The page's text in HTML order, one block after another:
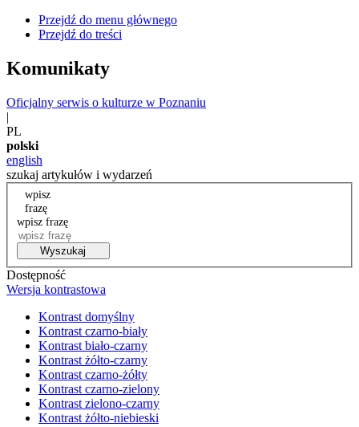
Przejdź do menu głównego
Przejdź do treści
Komunikaty
Oficjalny serwis o kulturze w Poznaniu
|
PL
polski
english
szukaj artykułów i wydarzeń
wpisz
frazę
wpisz frazę
Wyszukaj
Dostępność
Wersja kontrastowa
Kontrast domyślny
Kontrast czarno-biały
Kontrast biało-czarny
Kontrast żółto-czarny
Kontrast czarno-żółty
Kontrast czarno-zielony
Kontrast zielono-czarny
Kontrast żółto-niebieski